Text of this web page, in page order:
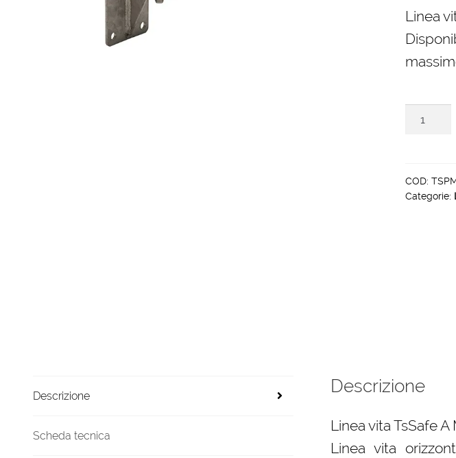
Linea
MURO
70
COD:
Categorie:
Descrizione
Scheda tecnica
Descrizione
Linea vita TsSafe
Linea vita